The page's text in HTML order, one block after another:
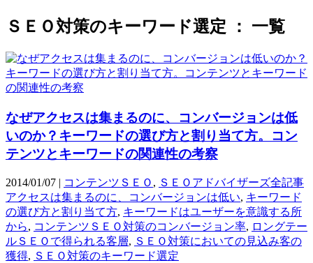
ＳＥＯ対策のキーワード選定 ： 一覧
なぜアクセスは集まるのに、コンバージョンは低
いのか？キーワードの選び方と割り当て方。コン
テンツとキーワードの関連性の考察
2014/01/07 | コンテンツＳＥＯ , ＳＥＯアドバイザーズ全記事
アクセスは集まるのに、コンバージョンは低い, キーワード
の選び方と割り当て方, キーワードはユーザーを意識する所
から, コンテンツＳＥＯ対策のコンバージョン率, ロングテー
ルＳＥＯで得られる客層, ＳＥＯ対策においての見込み客の
獲得, ＳＥＯ対策のキーワード選定